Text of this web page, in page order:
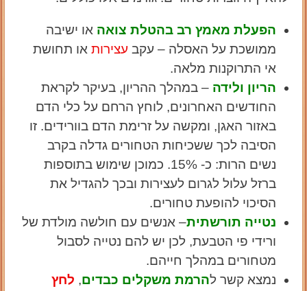
הפעלת מאמץ רב בהטלת צואה או ישיבה
ממושכת על האסלה – עקב עצירות או תחושת
אי התרוקנות מלאה.
הריון ולידה – במהלך ההריון, בעיקר לקראת
החודשים האחרונים, לוחץ הרחם על כלי הדם
באזור האגן, ומקשה על זרימת הדם בוורידים. זו
הסיבה לכך ששכיחות הטחורים גדלה בקרב
נשים הרות: כ- 15%. כמוכן שימוש בתוספות
ברזל עלול לגרום לעצירות ובכך להגדיל את
הסיכוי להופעת טחורים.
נטייה תורשתית– אנשים עם חולשה מולדת של
ורידי פי הטבעת, לכן יש להם נטייה לסבול
מטחורים במהלך חייהם.
נמצא קשר להרמת משקלים כבדים, לחץ